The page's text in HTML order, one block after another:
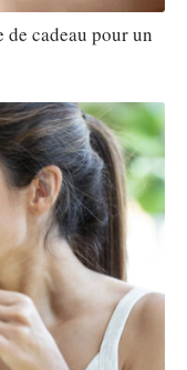
de cadeau pour un